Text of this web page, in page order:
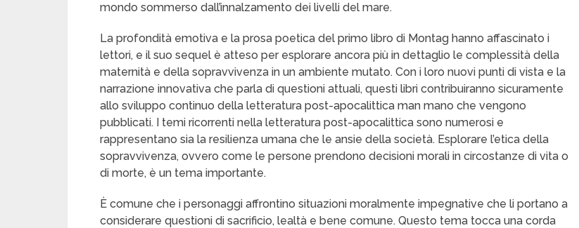
mondo sommerso dall’innalzamento dei livelli del mare.
La profondità emotiva e la prosa poetica del primo libro di Montag hanno affascinato i
lettori, e il suo sequel è atteso per esplorare ancora più in dettaglio le complessità della
maternità e della sopravvivenza in un ambiente mutato. Con i loro nuovi punti di vista e la
narrazione innovativa che parla di questioni attuali, questi libri contribuiranno sicuramente
allo sviluppo continuo della letteratura post-apocalittica man mano che vengono
pubblicati. I temi ricorrenti nella letteratura post-apocalittica sono numerosi e
rappresentano sia la resilienza umana che le ansie della società. Esplorare l’etica della
sopravvivenza, ovvero come le persone prendono decisioni morali in circostanze di vita o
di morte, è un tema importante.
È comune che i personaggi affrontino situazioni moralmente impegnative che li portano a
considerare questioni di sacrificio, lealtà e bene comune. Questo tema tocca una corda